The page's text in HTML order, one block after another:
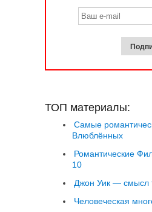
ТОП материалы:
Самые
Влюблённых
Романтические
10
Джон Уик — смысл
Человеческая